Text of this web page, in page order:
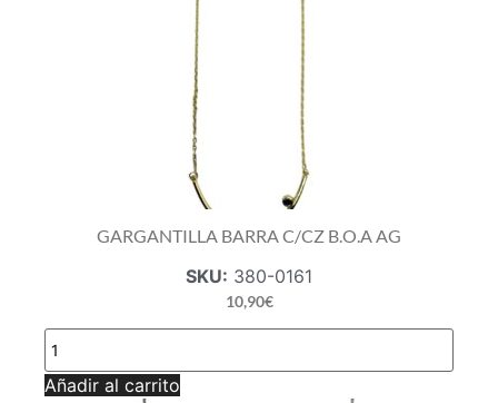
GARGANTILLA BARRA C/CZ B.O.A AG
SKU: 380-0161
10,90€
GARGANTILLA
BARRA
C/CZ
B.O.A
Añadir al carrito